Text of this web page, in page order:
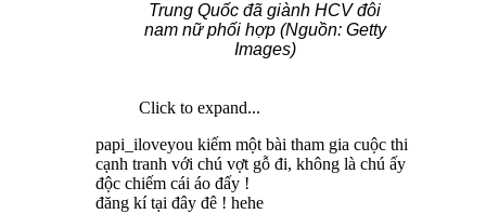
Trung Quốc đã giành HCV đôi
nam nữ phối hợp (Nguồn: Getty
Images)
Click to expand...
papi_iloveyou kiếm một bài tham gia cuộc thi
cạnh tranh với chú vợt gỗ đi, không là chú ấy
độc chiếm cái áo đấy !
đăng kí tại đây đê ! hehe